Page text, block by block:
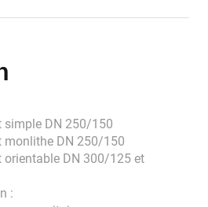
simple DN 250/150
monlithe DN 250/150
orientable DN 300/125 et
: